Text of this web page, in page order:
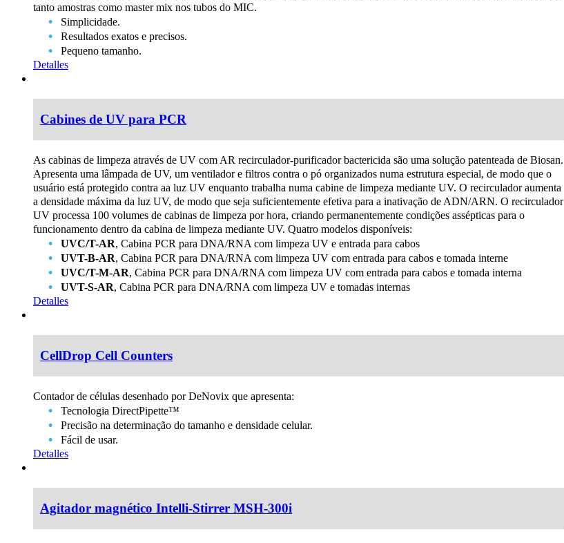
tanto amostras como master mix nos tubos do MIC.
Simplicidade.
Resultados exatos e precisos.
Pequeno tamanho.
Detalles
Cabines de UV para PCR
As cabinas de limpeza através de UV com AR recirculador-purificador bactericida são uma solução patenteada de Biosan.
Apresenta uma lâmpada de UV, um ventilador e filtros contra o pó organizados numa estrutura especial, de modo que o
usuário está protegido contra aa luz UV enquanto trabalha numa cabine de limpeza mediante UV. O recirculador aumenta
a densidade máxima da luz UV, de modo que seja suficientemente efetiva para a inativação de ADN/ARN. O recirculador
UV processa 100 volumes de cabinas de limpeza por hora, criando permanentemente condições assépticas para o
funcionamento dentro da cabina de limpeza mediante UV. Quatro modelos disponíveis:
UVC/T-AR, Cabina PCR para DNA/RNA com limpeza UV e entrada para cabos
UVT-B-AR, Cabina PCR para DNA/RNA com limpeza UV com entrada para cabos e tomada interne
UVC/T-M-AR, Cabina PCR para DNA/RNA com limpeza UV com entrada para cabos e tomada interna
UVT-S-AR, Cabina PCR para DNA/RNA com limpeza UV e tomadas internas
Detalles
CellDrop Cell Counters
Contador de células desenhado por DeNovix que apresenta:
Tecnologia DirectPipette™
Precisão na determinação do tamanho e densidade celular.
Fácil de usar.
Detalles
Agitador magnético Intelli-Stirrer MSH-300i